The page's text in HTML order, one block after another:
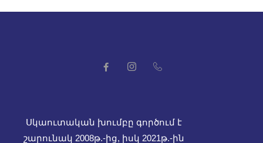
Սկաուտական խումբը գործում է
շարունակ 2008թ.-ից, իսկ 2021թ.-ին